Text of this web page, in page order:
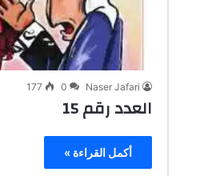
Naser Jafari
0
177
العدد رقم 15
أكمل القراءة »